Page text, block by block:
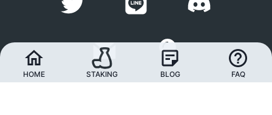
HOME STAKING BLOG FAQ